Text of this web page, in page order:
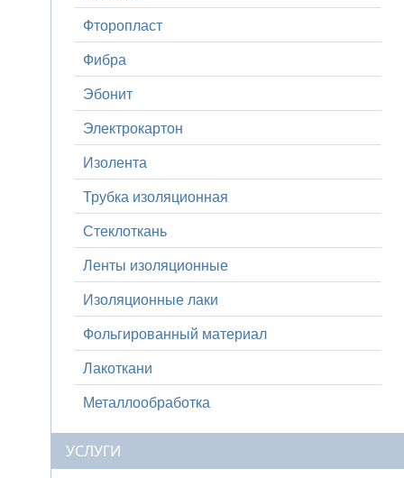
Фторопласт
Фибра
Эбонит
Электрокартон
Изолента
Трубка изоляционная
Стеклоткань
Ленты изоляционные
Изоляционные лаки
Фольгированный материал
Лакоткани
Металлообработка
УСЛУГИ